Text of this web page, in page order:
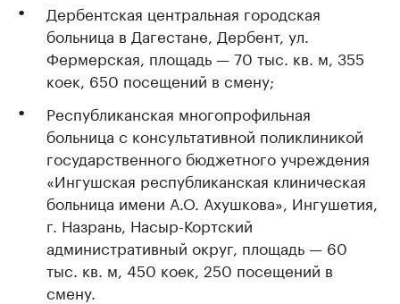
Дербентская центральная городская
больница в Дагестане, Дербент, ул.
Фермерская, площадь — 70 тыс. кв. м, 355
коек, 650 посещений в смену;
Республиканская многопрофильная
больница с консультативной поликлиникой
государственного бюджетного учреждения
«Ингушская республиканская клиническая
больница имени А.О. Ахушкова», Ингушетия,
г. Назрань, Насыр-Кортский
административный округ, площадь — 60
тыс. кв. м, 450 коек, 250 посещений в
смену.